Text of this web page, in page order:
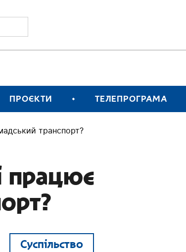
ПРОЄКТИ ТЕЛЕПРОГРАМА
транспорт?
працює
Суспільство